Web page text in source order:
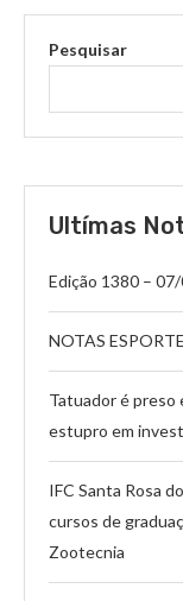
Pesquisar
Ultímas
Edição 1380 –
NOTAS
Tatuador é preso
estupro em
IFC Santa Rosa
cursos de
Zootecnia